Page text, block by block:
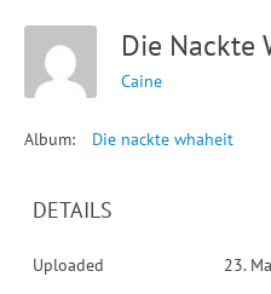
Die Nackte
Caine
Album: Die nackte whaheit
DETAILS
Uploaded 23.